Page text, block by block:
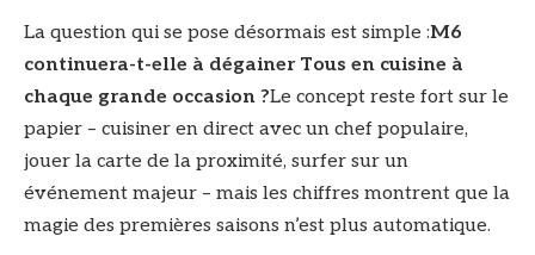
La question qui se pose désormais est simple :M6
continuera-t-elle à dégainer Tous en cuisine à
chaque grande occasion ?Le concept reste fort sur le
papier – cuisiner en direct avec un chef populaire,
jouer la carte de la proximité, surfer sur un
événement majeur – mais les chiffres montrent que la
magie des premières saisons n’est plus automatique.